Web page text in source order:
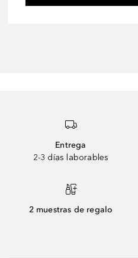
Entrega
2-3 días laborables
2 muestras de regalo